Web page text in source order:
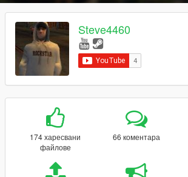
Steve4460
174 харесвани
файлове
66 коментара